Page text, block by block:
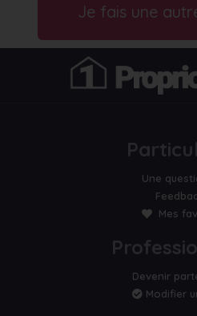
Je fais une
Une
Mes
Devenir
Modifier